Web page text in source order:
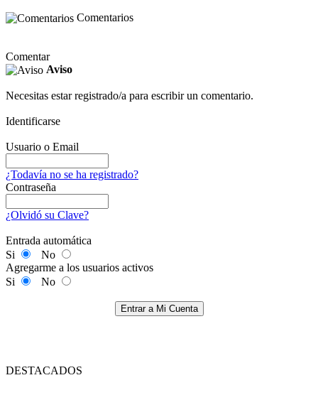
Comentarios
Comentar
Aviso
Necesitas estar registrado/a para escribir un comentario.
Identificarse
Usuario o Email
¿Todavía no se ha registrado?
Contraseña
¿Olvidó su Clave?
Entrada automática
Si
No
Agregarme a los usuarios activos
Si
No
Entrar a Mi Cuenta
DESTACADOS